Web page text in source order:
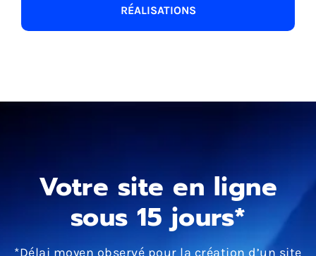
RÉALISATIONS
Votre site en ligne
sous 15 jours*
*Délai moyen observé pour la création d’un site